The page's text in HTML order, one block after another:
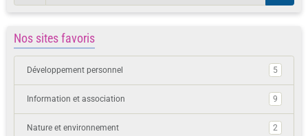
Nos sites favoris
Développement personnel 5
Information et association 9
Nature et environnement 2